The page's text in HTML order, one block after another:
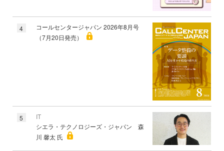
4
コールセンタージャパン 2026年8月号
（7月20日発売）
5
IT
シエラ・テクノロジーズ・ジャパン 森
川 馨太 氏